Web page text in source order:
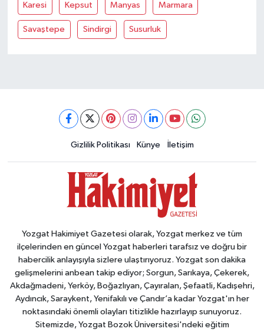
Karesi Kepsut Manyas Marmara
Savaştepe Sindirgi Susurluk
Gizlilik Politikası Künye İletişim
Yozgat Hakimiyet Gazetesi olarak, Yozgat merkez ve tüm
ilçelerinden en güncel Yozgat haberleri tarafsız ve doğru bir
habercilik anlayışıyla sizlere ulaştırıyoruz. Yozgat son dakika
gelişmelerini anbean takip ediyor; Sorgun, Sarıkaya, Çekerek,
Akdağmadeni, Yerköy, Boğazlıyan, Çayıralan, Şefaatli, Kadışehri,
Aydıncık, Saraykent, Yenifakılı ve Çandır’a kadar Yozgat'ın her
noktasındaki önemli olayları titizlikle hazırlayıp sunuyoruz.
Sitemizde, Yozgat Bozok Üniversitesi'ndeki eğitim